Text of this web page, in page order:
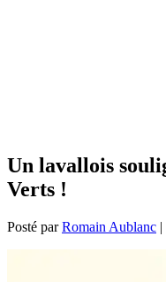
Un lavallois
Verts !
Posté parRomain Aublanc |